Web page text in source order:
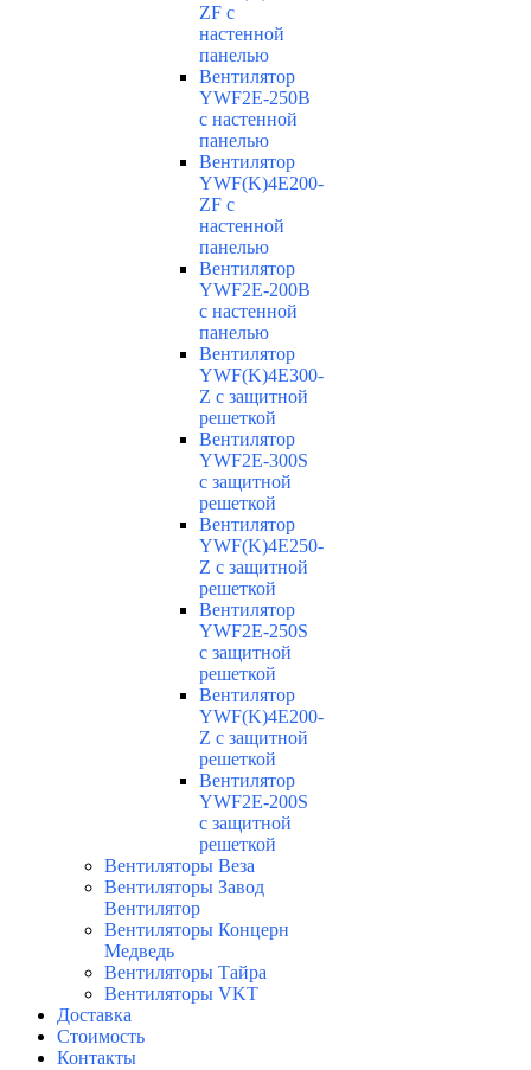
ZF с
настенной
панелью
Вентилятор
YWF2E-250B
с настенной
панелью
Вентилятор
YWF(K)4E200-
ZF с
настенной
панелью
Вентилятор
YWF2E-200B
с настенной
панелью
Вентилятор
YWF(K)4E300-
Z с защитной
решеткой
Вентилятор
YWF2E-300S
с защитной
решеткой
Вентилятор
YWF(K)4E250-
Z с защитной
решеткой
Вентилятор
YWF2E-250S
с защитной
решеткой
Вентилятор
YWF(K)4E200-
Z с защитной
решеткой
Вентилятор
YWF2E-200S
с защитной
решеткой
Вентиляторы Веза
Вентиляторы Завод
Вентилятор
Вентиляторы Концерн
Медведь
Вентиляторы Тайра
Вентиляторы VKT
Доставка
Стоимость
Контакты